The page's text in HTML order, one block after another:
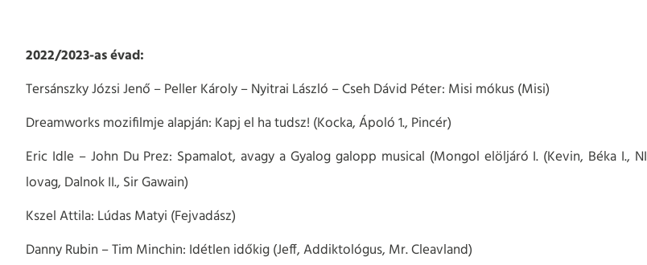
2022/2023-as évad:
Tersánszky Józsi Jenő – Peller Károly – Nyitrai László – Cseh Dávid Péter: Misi mókus (Misi)
Dreamworks mozifilmje alapján: Kapj el ha tudsz! (Kocka, Ápoló 1., Pincér)
Eric Idle – John Du Prez: Spamalot, avagy a Gyalog galopp musical (Mongol elöljáró I. (Kevin, Béka I., NI
lovag, Dalnok II., Sir Gawain)
Kszel Attila: Lúdas Matyi (Fejvadász)
Danny Rubin – Tim Minchin: Idétlen időkig (Jeff, Addiktológus, Mr. Cleavland)